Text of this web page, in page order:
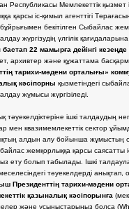
Республикасы Мемлекеттік қызмет
қарсы іс-қимыл агенттігі
бекітілген Сыбайлас
жүргізудің үлгілік
22 мамырға дейінгі кезеңде
архивтер және құжаттама
тарихи-мәдени орталығы»
кәсіпорны қызметіндегі
жұмысы жүргізіледі.
ішкі талдаудың
мен квазимемлекеттік сектор
алдын алу бойынша жұмыстың
жемқорлыққа қарсы саясатты
ету болып табылады. Ішкі
тәуекелдерді
Президенттің тарихи-мәдени
қазыналық кәсіпорынға
және ұсыныстарыңыз болса